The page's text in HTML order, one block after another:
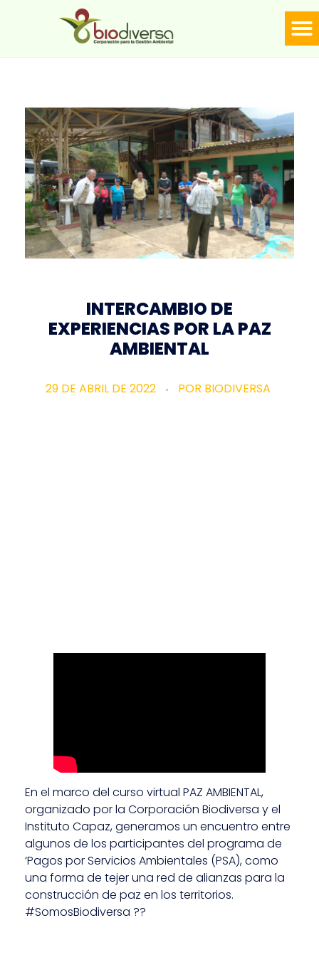
INTERCAMBIO DE
EXPERIENCIAS POR LA PAZ
AMBIENTAL
29 DE ABRIL DE 2022 POR BIODIVERSA
En el marco del curso virtual PAZ AMBIENTAL,
organizado por la Corporación Biodiversa y el
Instituto Capaz, generamos un encuentro entre
algunos de los participantes del programa de
‘Pagos por Servicios Ambientales (PSA), como
una forma de tejer una red de alianzas para la
construcción de paz en los territorios.
#SomosBiodiversa ??